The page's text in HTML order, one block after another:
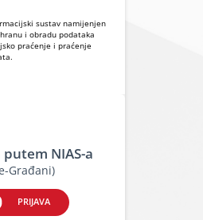
sustav namijenjen
i obradu podataka
praćenje i praćenje
NIAS-a
Građani)
PRIJAVA